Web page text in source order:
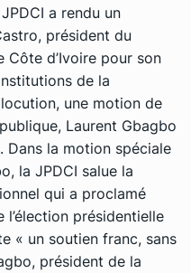
a rendu un
président du
Côte d’Ivoire pour son
de la
une motion de
Laurent Gbagbo
Dans la motion spéciale
la JPDCI salue la
qui a proclamé
l’élection présidentielle
« un soutien franc, sans
président de la